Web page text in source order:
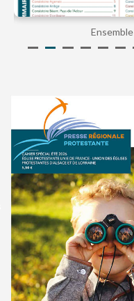
Ensemble